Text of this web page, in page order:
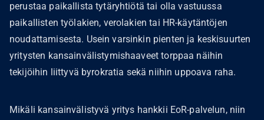
perustaa paikallista tytäryhtiötä tai olla vastuussa
paikallisten työlakien, verolakien tai HR-käytäntöjen
noudattamisesta. Usein varsinkin pienten ja keskisuurten
yritysten kansainvälistymishaaveet torppaa näihin
tekijöihin liittyvä byrokratia sekä niihin uppoava raha.
Mikäli kansainvälistyvä yritys hankkii EoR-palvelun, niin